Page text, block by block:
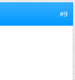
#9